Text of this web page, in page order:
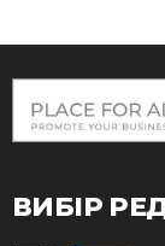
ВИБІР